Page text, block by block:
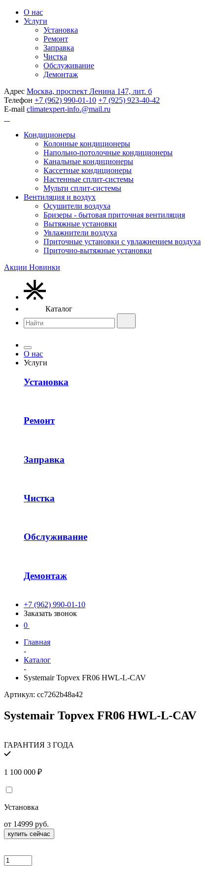
О нас
Услуги
Установка
Ремонт
Заправка
Чистка
Обслуживание
Демонтаж
Адрес Москва, проспект Ленина 147, лит. б
Телефон +7 (962) 990-01-10 +7 (925) 923-40-42
E-mail climatexpert-info.@mail.ru
Кондиционеры
Колонные кондиционеры
Напольно-потолочные кондиционеры
Канальные кондиционеры
Кассетные кондиционеры
Настенные сплит-системы
Мульти сплит-системы
Вентиляция и воздух
Осушители воздуха
Бризеры - бытовая приточная вентиляция
Вытяжные установки
Увлажнители воздуха
Приточные установки с увлажнением воздуха
Приточно-вытяжные установки
Акции Новинки
Каталог
О нас
Услуги
Установка
Ремонт
Заправка
Чистка
Обслуживание
Демонтаж
+7 (962) 990-01-10
Заказать звонок
0
Главная
-
Каталог
-
Systemair Topvex FR06 HWL-L-CAV
Артикул: cc7262b48a42
Systemair Topvex FR06 HWL-L-CAV
ГАРАНТИЯ 3 ГОДА
1 100 000 ₽
Установка
от 14999 руб.
купить сейчас